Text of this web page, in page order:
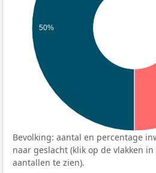
50%
Bevolking: aantal en percentage
naar geslacht (klik op de vlakken
aantallen te zien).